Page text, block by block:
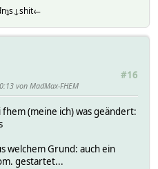
#16
von MadMax-FHEM
(meine ich) was geändert:
welchem Grund: auch ein
gestartet...